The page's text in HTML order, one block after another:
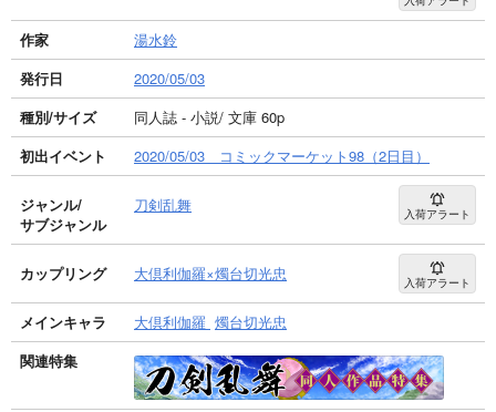
作家
湯水鈴
発行日
2020/05/03
種別/サイズ
同人誌 - 小説/ 文庫 60p
初出イベント
2020/05/03 コミックマーケット98（2日目）
ジャンル/
サブジャンル
刀剣乱舞 入荷アラート
カップリング 大倶利伽羅×燭台切光忠 入荷アラート
メインキャラ 大倶利伽羅 燭台切光忠
関連特集